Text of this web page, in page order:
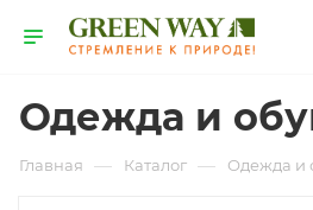
Одежда и
Главная — Каталог — Одежда и